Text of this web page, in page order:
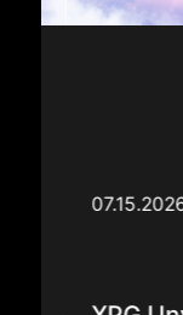
07.15.2026